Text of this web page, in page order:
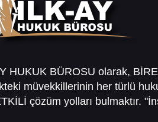
HUKUK BÜROSU olarak,
müvekkillerinin her türlü
çözüm yolları bulmaktır.